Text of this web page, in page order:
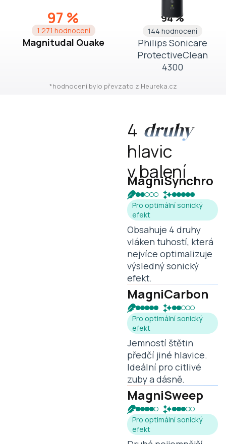
97 %
1 271 hodnocení
Magnitudal Quake
94 %
144 hodnocení
Philips Sonicare
ProtectiveClean
4300
*hodnocení bylo převzato z Heureka.cz
4 druhy
hlavic
v balení
MagniSynchro
Pro optimální sonický
efekt
Obsahuje 4 druhy
vláken tuhostí, která
nejvíce optimalizuje
výsledný sonický
efekt.
MagniCarbon
Pro optimální sonický
efekt
Jemností štětin
předčí jiné hlavice.
Ideální pro citlivé
zuby a dásně.
MagniSweep
Pro optimální sonický
efekt